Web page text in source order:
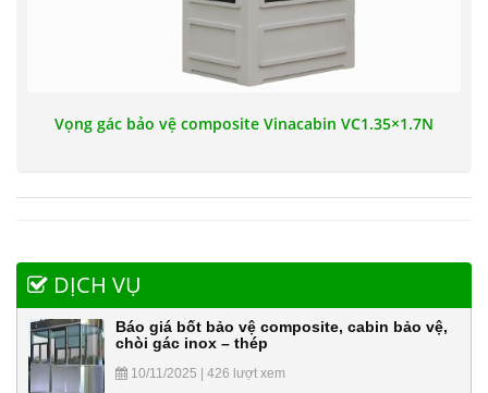
Vọng gác bảo vệ composite Vinacabin VC1.35×1.7N
DỊCH VỤ
Báo giá bốt bảo vệ composite, cabin bảo vệ,
chòi gác inox – thép
10/11/2025 | 426 lượt xem